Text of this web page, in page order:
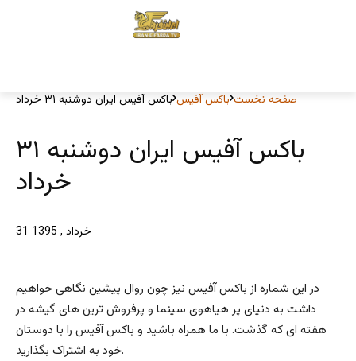
صفحه نخست باکس آفیس باکس آفیس ایران دوشنبه ۳۱ خرداد
باکس آفیس ایران دوشنبه ۳۱
خرداد
31 خرداد , 1395
در این شماره از باکس آفیس نیز چون روال پیشین نگاهی خواهیم
داشت به دنیای پر هیاهوی سینما و پرفروش ترین های گیشه در
هفته ای که گذشت. با ما همراه باشید و باکس آفیس را با دوستان
خود به اشتراک بگذارید.